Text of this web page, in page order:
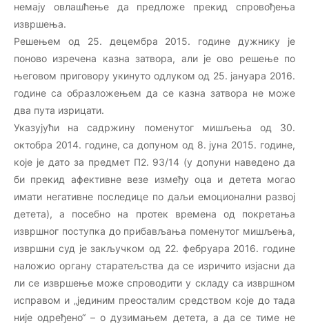
немају овлашћење да предложе прекид спровођења
извршења.
Решењем од 25. децембра 2015. године дужнику је
поново изречена казна затвора, али је ово решење по
његовом приговору укинуто одлуком од 25. јануара 2016.
године са образложењем да се казна затвора не може
два пута изрицати.
Указујући на садржину поменутог мишљења од 30.
октобра 2014. године, са допуном од 8. јуна 2015. године,
које је дато за предмет П2. 93/14 (у допуни наведено да
би прекид афективне везе између оца и детета могао
имати негативне последице по даљи емоционални развој
детета), а посебно на протек времена од покретања
извршног поступка до прибављања поменутог мишљења,
извршни суд је закључком од 22. фебруара 2016. године
наложио органу старатељства да се изричито изјасни да
ли се извршење може спроводити у складу са извршном
исправом и „јединим преосталим средством које до тада
није одређено“ – о дузимањем детета, а да се тиме не